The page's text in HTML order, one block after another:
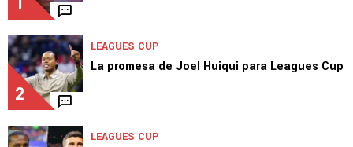
1
Luis Romo es retratado en Chivas tras una
noche para el olvido
La promesa de Joel Huiqui para Leagues Cup